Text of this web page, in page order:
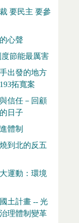
要民主 要參
心聲
節能最厲害
出發的地方
拓寬案
信任－回顧
日子
體制
到北的反五
運動：環境
土計畫 -- 光
理體制變革